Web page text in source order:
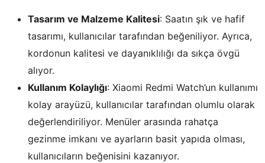
Tasarım ve Malzeme Kalitesi: Saatın şık ve hafif
tasarımı, kullanıcılar tarafından beğeniliyor. Ayrıca,
kordonun kalitesi ve dayanıklılığı da sıkça övgü
alıyor.
Kullanım Kolaylığı: Xiaomi Redmi Watch’un kullanımı
kolay arayüzü, kullanıcılar tarafından olumlu olarak
değerlendiriliyor. Menüler arasında rahatça
gezinme imkanı ve ayarların basit yapıda olması,
kullanıcıların beğenisini kazanıyor.